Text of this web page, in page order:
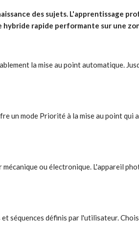
des sujets. L'apprentissage
rapide performante sur une
la mise au point automatique.
un mode Priorité à la mise au point
ou électronique. L'appareil
séquences définis par l'utilisateur.